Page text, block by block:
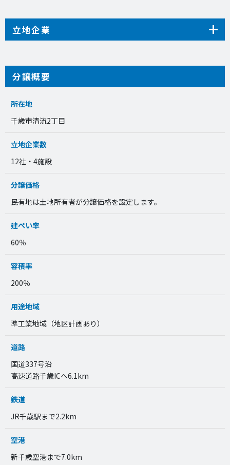
立地企業
分譲概要
所在地
千歳市清流2丁目
立地企業数
12社・4施設
分譲価格
民有地は土地所有者が分譲価格を設定します。
建ぺい率
60％
容積率
200％
用途地域
準工業地域（地区計画あり）
道路
国道337号沿
高速道路千歳ICへ6.1km
鉄道
JR千歳駅まで2.2km
空港
新千歳空港まで7.0km